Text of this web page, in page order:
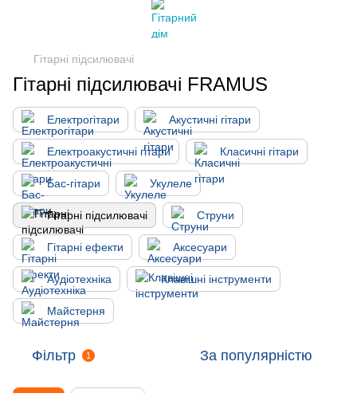
Гітарні підсилювачі
Гітарні підсилювачі FRAMUS
Електрогітари Акустичні гітари
Електроакустичні гітари Класичні гітари
Бас-гітари Укулеле
Гітарні підсилювачі Струни
Гітарні ефекти Аксесуари
Аудіотехніка Клавішні інструменти
Майстерня
Фільтр 1 За популярністю